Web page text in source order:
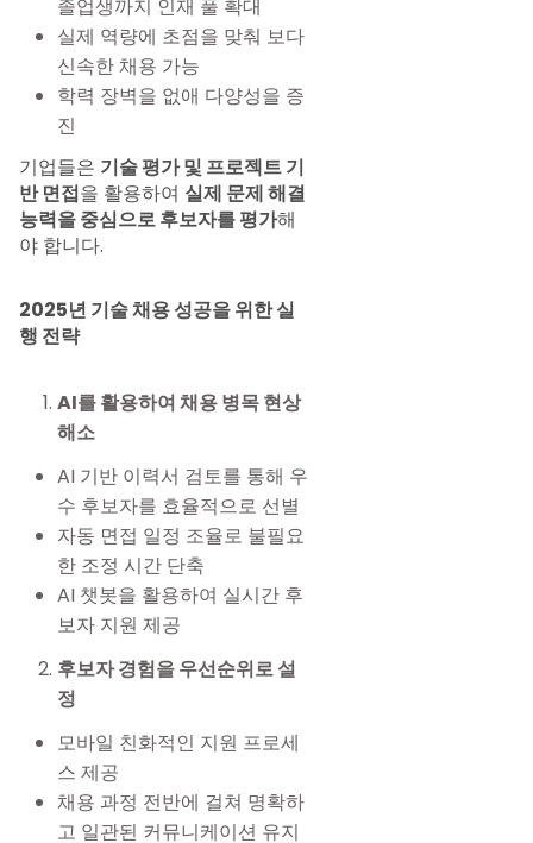
졸업생까지 인재 풀 확대
실제 역량에 초점을 맞춰 보다
신속한 채용 가능
학력 장벽을 없애 다양성을 증
진
기업들은 기술 평가 및 프로젝트 기
반 면접을 활용하여 실제 문제 해결
능력을 중심으로 후보자를 평가해
야 합니다.
2025년 기술 채용 성공을 위한 실
행 전략
AI를 활용하여 채용 병목 현상
해소
AI 기반 이력서 검토를 통해 우
수 후보자를 효율적으로 선별
자동 면접 일정 조율로 불필요
한 조정 시간 단축
AI 챗봇을 활용하여 실시간 후
보자 지원 제공
후보자 경험을 우선순위로 설
정
모바일 친화적인 지원 프로세
스 제공
채용 과정 전반에 걸쳐 명확하
고 일관된 커뮤니케이션 유지